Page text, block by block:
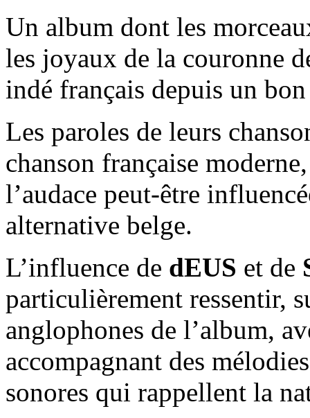
Un album dont les
les joyaux de la couronne
indé français depuis un bon
Les paroles de leurs
chanson française
l’audace peut-être
alternative belge.
L’influence de dEUS et de
particulièrement ressentir,
anglophones de l’album,
accompagnant des
sonores qui rappellent la